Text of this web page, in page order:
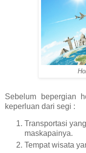
Sebelum bepergian
keperluan dari segi :
Transportasi
maskapainya.
Tempat wisata